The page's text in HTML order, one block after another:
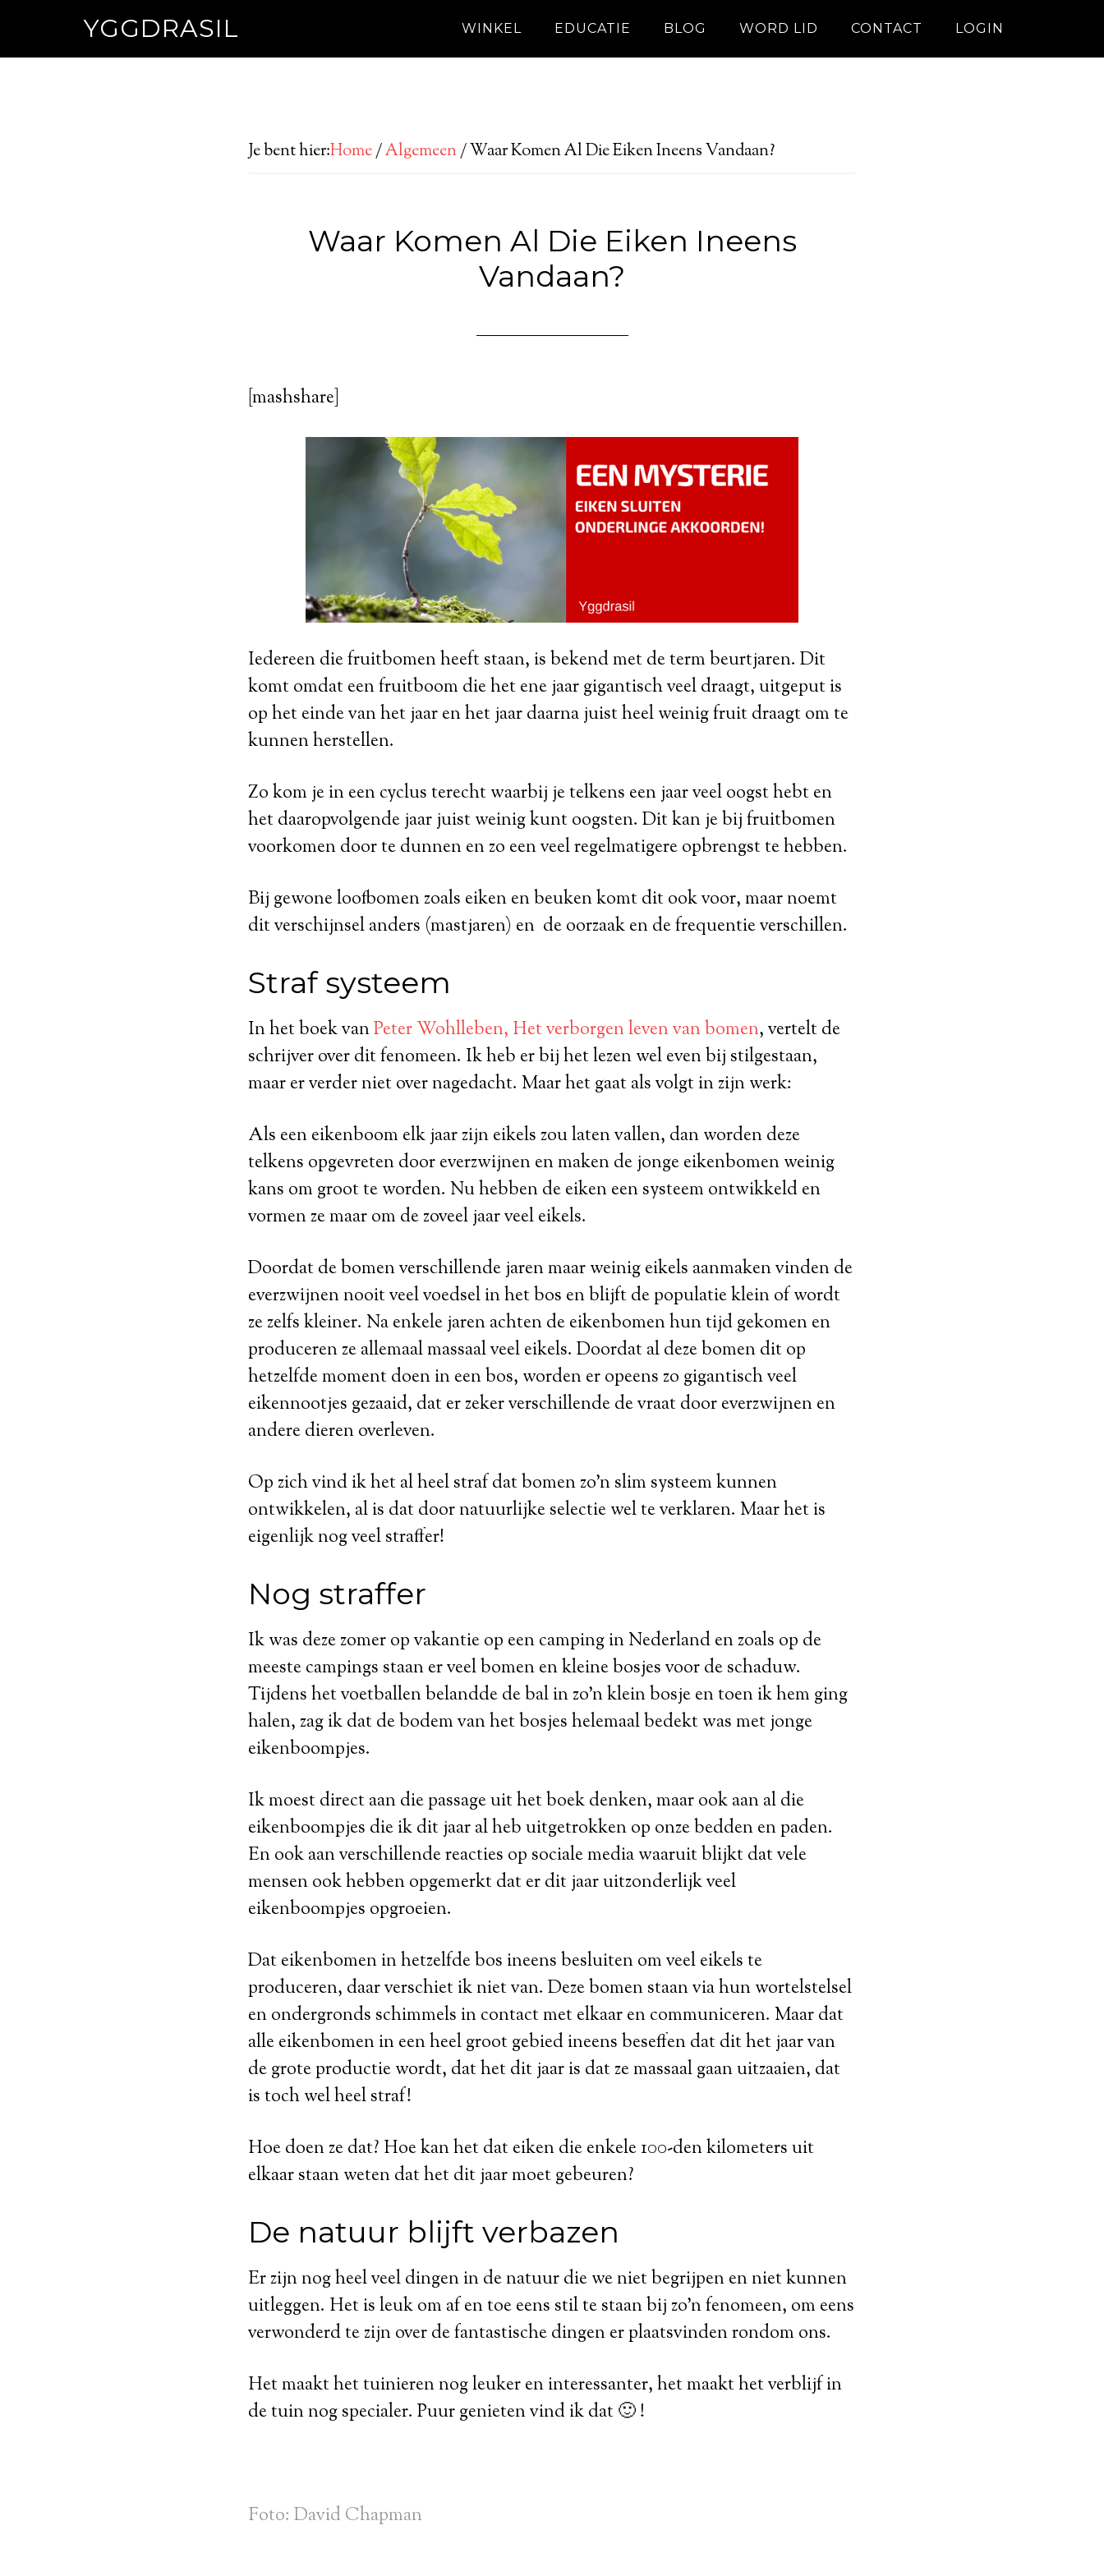
YGGDRASIL WINKEL EDUCATIE BLOG WORD LID CONTACT LOGIN
Je bent hier:Home/Algemeen/Waar Komen Al Die Eiken Ineens Vandaan?
Waar Komen Al Die Eiken Ineens
Vandaan?
[mashshare]
Iedereen die fruitbomen heeft staan, is bekend met de term beurtjaren. Dit
komt omdat een fruitboom die het ene jaar gigantisch veel draagt, uitgeput is
op het einde van het jaar en het jaar daarna juist heel weinig fruit draagt om te
kunnen herstellen.
Zo kom je in een cyclus terecht waarbij je telkens een jaar veel oogst hebt en
het daaropvolgende jaar juist weinig kunt oogsten. Dit kan je bij fruitbomen
voorkomen door te dunnen en zo een veel regelmatigere opbrengst te hebben.
Bij gewone loofbomen zoals eiken en beuken komt dit ook voor, maar noemt
dit verschijnsel anders (mastjaren) en de oorzaak en de frequentie verschillen.
Straf systeem
In het boek vanPeter Wohlleben, Het verborgen leven van bomen, vertelt de
schrijver over dit fenomeen. Ik heb er bij het lezen wel even bij stilgestaan,
maar er verder niet over nagedacht. Maar het gaat als volgt in zijn werk:
Als een eikenboom elk jaar zijn eikels zou laten vallen, dan worden deze
telkens opgevreten door everzwijnen en maken de jonge eikenbomen weinig
kans om groot te worden. Nu hebben de eiken een systeem ontwikkeld en
vormen ze maar om de zoveel jaar veel eikels.
Doordat de bomen verschillende jaren maar weinig eikels aanmaken vinden de
everzwijnen nooit veel voedsel in het bos en blijft de populatie klein of wordt
ze zelfs kleiner. Na enkele jaren achten de eikenbomen hun tijd gekomen en
produceren ze allemaal massaal veel eikels. Doordat al deze bomen dit op
hetzelfde moment doen in een bos, worden er opeens zo gigantisch veel
eikennootjes gezaaid, dat er zeker verschillende de vraat door everzwijnen en
andere dieren overleven.
Op zich vind ik het al heel straf dat bomen zo’n slim systeem kunnen
ontwikkelen, al is dat door natuurlijke selectie wel te verklaren. Maar het is
eigenlijk nog veel straffer!
Nog straffer
Ik was deze zomer op vakantie op een camping in Nederland en zoals op de
meeste campings staan er veel bomen en kleine bosjes voor de schaduw.
Tijdens het voetballen belandde de bal in zo’n klein bosje en toen ik hem ging
halen, zag ik dat de bodem van het bosjes helemaal bedekt was met jonge
eikenboompjes.
Ik moest direct aan die passage uit het boek denken, maar ook aan al die
eikenboompjes die ik dit jaar al heb uitgetrokken op onze bedden en paden.
En ook aan verschillende reacties op sociale media waaruit blijkt dat vele
mensen ook hebben opgemerkt dat er dit jaar uitzonderlijk veel
eikenboompjes opgroeien.
Dat eikenbomen in hetzelfde bos ineens besluiten om veel eikels te
produceren, daar verschiet ik niet van. Deze bomen staan via hun wortelstelsel
en ondergronds schimmels in contact met elkaar en communiceren. Maar dat
alle eikenbomen in een heel groot gebied ineens beseffen dat dit het jaar van
de grote productie wordt, dat het dit jaar is dat ze massaal gaan uitzaaien, dat
is toch wel heel straf!
Hoe doen ze dat? Hoe kan het dat eiken die enkele 100-den kilometers uit
elkaar staan weten dat het dit jaar moet gebeuren?
De natuur blijft verbazen
Er zijn nog heel veel dingen in de natuur die we niet begrijpen en niet kunnen
uitleggen. Het is leuk om af en toe eens stil te staan bij zo’n fenomeen, om eens
verwonderd te zijn over de fantastische dingen er plaatsvinden rondom ons.
Het maakt het tuinieren nog leuker en interessanter, het maakt het verblijf in
de tuin nog specialer. Puur genieten vind ik dat 🙂 !
Foto: David Chapman